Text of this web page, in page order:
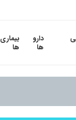
دارو
ها
بیماری
ها